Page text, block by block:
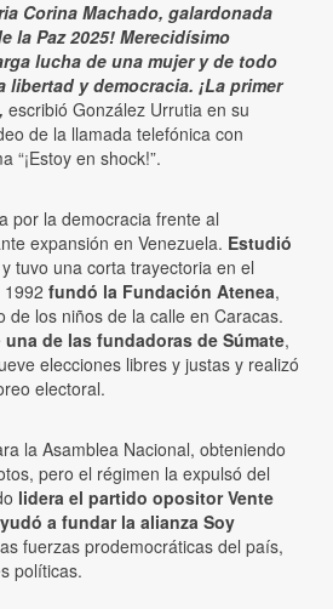
Corina Machado, galardonada
la Paz 2025! Merecidísimo
lucha de una mujer y de todo
y democracia. ¡La primer
escribió González Urrutia en su
de la llamada telefónica con
“¡Estoy en shock!”.
por la democracia frente al
expansión en Venezuela. Estudió
tuvo una corta trayectoria en el
fundó la Fundación Atenea,
de los niños de la calle en Caracas.
una de las fundadoras de Súmate,
elecciones libres y justas y realizó
electoral.
la Asamblea Nacional, obteniendo
pero el régimen la expulsó del
lidera el partido opositor Vente
a fundar la alianza Soy
fuerzas prodemocráticas del país,
políticas.